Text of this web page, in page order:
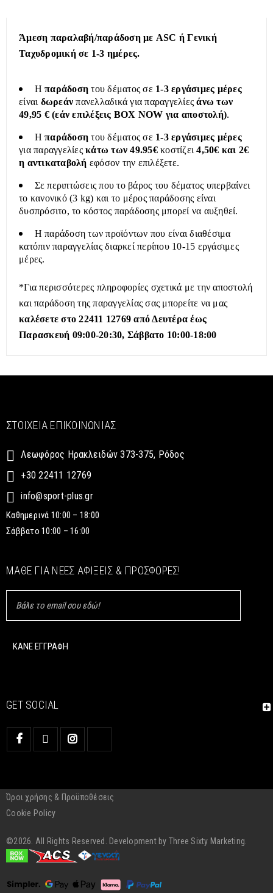
Άμεση παραλαβή/παράδοση με ASC ή Γενική
Ταχυδρομική σε 1-3 ημέρες.
Ηπαράδοση του δέματος σε 1-3 εργάσιμες μέρες
είναι δωρεάν πανελλαδικά για παραγγελίεςάνω των
49,95 € (εάν επιλέξεις BOX NOW για αποστολή).
Ηπαράδοση του δέματος σε 1-3 εργάσιμες μέρες
για παραγγελίες κάτω των 49.95€κοστίζει4,50€ και 2€
η αντικαταβολή εφόσον την επιλέξετε.
Σε περιπτώσεις που το βάρος του δέματος υπερβαίνει
το κανονικό (3 kg) και το μέρος παράδοσης είναι
δυσπρόσιτο, το κόστος παράδοσης μπορεί να αυξηθεί.
Η παράδοση των προϊόντων που είναι διαθέσιμα
κατόπιν παραγγελίας διαρκεί περίπου 10-15 εργάσιμες
μέρες.
*Για περισσότερες πληροφορίες σχετικά με την αποστολή
και παράδοση της παραγγελίας σας μπορείτε να μας
καλέσετε στο 22411 12769 από Δευτέρα έως
Παρασκευή 09:00-20:30, Σάββατο 10:00-18:00
ΣΤΟΙΧΕΊΑ ΕΠΙΚΟΙΝΩΝΊΑΣ
Λεωφόρος Ηρακλειδών 373-375, Ρόδος
+30 22411 12769
info@sport-plus.gr
Καθημερινά 10:00 – 18:00
Σάββατο 10:00 – 16:00
ΜΆΘΕ ΓΙΑ ΝΈΕΣ ΑΦΊΞΕΙΣ & ΠΡΟΣΦΟΡΈΣ!
GET SOCIAL
Όροι χρήσης & Προϋποθέσεις
Cookie Policy
©2026. All Rights Reserved. Development by Three Sixty Marketing.